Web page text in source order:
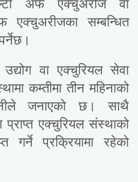
अफ एक्चुअरीज वा
एक्चुअरीजका सम्बन्धित
उद्योग वा एक्चुरियल सेवा
कम्तीमा तीन महिनाको
जनाएको छ। साथै
प्राप्त एक्चुरियल संस्थाको
गर्ने प्रक्रियामा रहेको